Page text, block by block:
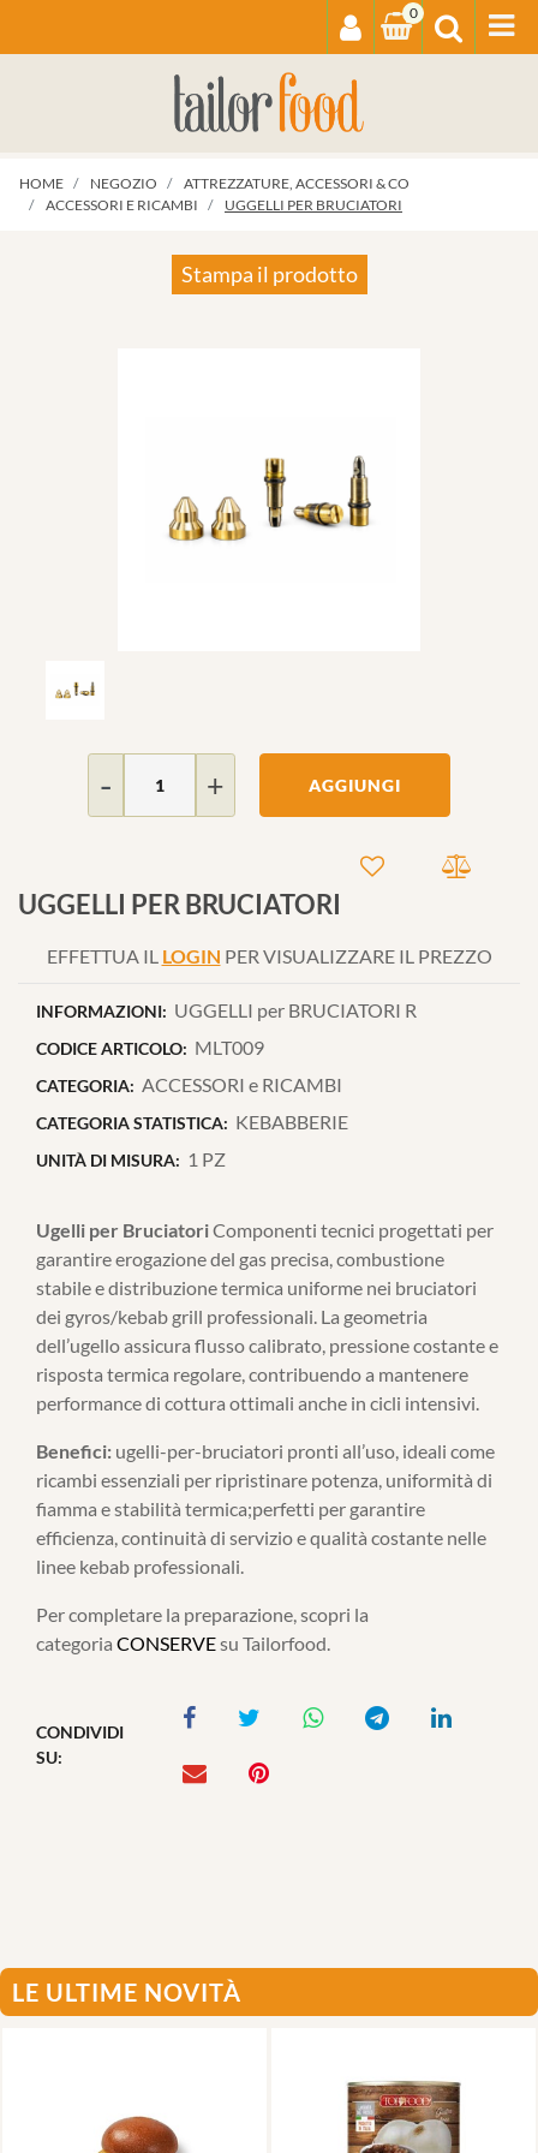
0
HOME NEGOZIO
ATTREZZATURE, ACCESSORI & CO
ACCESSORI E RICAMBI
UGGELLI PER BRUCIATORI
Stampa il prodotto
AGGIUNGI
UGGELLI PER BRUCIATORI
EFFETTUA IL LOGIN PER VISUALIZZARE IL PREZZO
INFORMAZIONI: UGGELLI per BRUCIATORI R
CODICE ARTICOLO: MLT009
CATEGORIA: ACCESSORI e RICAMBI
CATEGORIA STATISTICA: KEBABBERIE
UNITÀ DI MISURA: 1 PZ
Ugelli per BruciatoriComponenti tecnici progettati per
garantire erogazione del gas precisa, combustione
stabile e distribuzione termica uniforme nei bruciatori
dei gyros/kebab grill professionali. La geometria
dell’ugello assicura flusso calibrato, pressione costante e
risposta termica regolare, contribuendo a mantenere
performance di cottura ottimali anche in cicli intensivi.
Benefici: ugelli-per-bruciatori pronti all’uso, ideali come
ricambi essenziali per ripristinare potenza, uniformità di
fiamma e stabilità termica;perfetti per garantire
efficienza, continuità di servizio e qualità costante nelle
linee kebab professionali.
Per completare la preparazione, scopri la
categoria CONSERVEsu Tailorfood.
CONDIVIDI
SU:
LE ULTIME NOVITÀ